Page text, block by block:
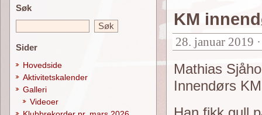
KM
28. januar 2019
Mathias
Innendørs
Søk
Sider
Hovedside
Aktivitetskalender
Galleri
Videoer